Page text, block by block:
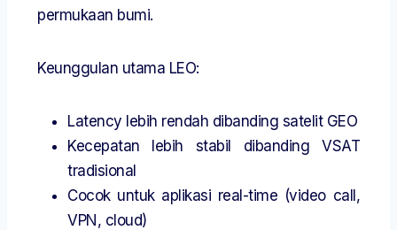
permukaan bumi.
Keunggulan utama LEO:
Latency lebih rendah dibanding satelit GEO
Kecepatan lebih stabil dibanding VSAT
tradisional
Cocok untuk aplikasi real-time (video call,
VPN, cloud)